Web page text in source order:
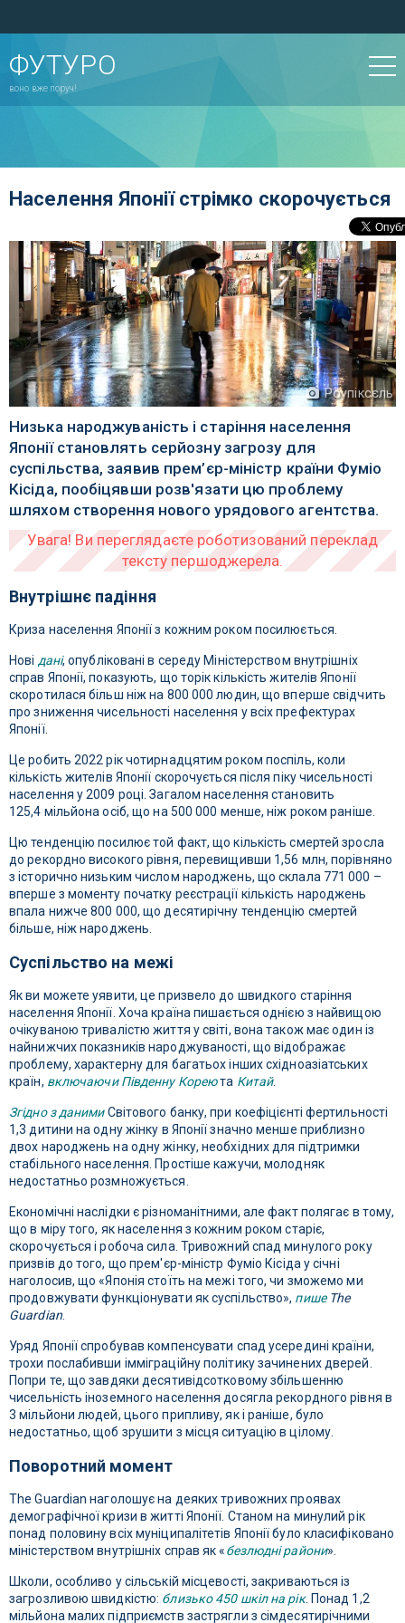
ФУТУРО
воно вже поруч!
Населення Японії стрімко скорочується
Роупіксєль
Низька народжуваність і старіння населення
Японії становлять серйозну загрозу для
суспільства, заявив прем’єр-міністр країни Фуміо
Кісіда, пообіцявши розв'язати цю проблему
шляхом створення нового урядового агентства.
Внутрішнє падіння
Криза населення Японії з кожним роком посилюється.
Нові дані, опубліковані в середу Міністерством внутрішніх
справ Японії, показують, що торік кількість жителів Японії
скоротилася більш ніж на 800 000 людин, що вперше свідчить
про зниження чисельності населення у всіх префектурах
Японії.
Це робить 2022 рік чотирнадцятим роком поспіль, коли
кількість жителів Японії скорочується після піку чисельності
населення у 2009 році. Загалом населення становить
125,4 мільйона осіб, що на 500 000 менше, ніж роком раніше.
Цю тенденцію посилює той факт, що кількість смертей зросла
до рекордно високого рівня, перевищивши 1,56 млн, порівняно
з історично низьким числом народжень, що склала 771 000 –
вперше з моменту початку реєстрації кількість народжень
впала нижче 800 000, що десятирічну тенденцію смертей
більше, ніж народжень.
Суспільство на межі
Як ви можете уявити, це призвело до швидкого старіння
населення Японії. Хоча країна пишається однією з найвищою
очікуваною тривалістю життя у світі, вона також має один із
найнижчих показників народжуваності, що відображає
проблему, характерну для багатьох інших східноазіатських
країн, включаючи Південну Кореюта Китай.
Згідно з данимиСвітового банку, при коефіцієнті фертильності
1,3 дитини на одну жінку в Японії значно менше приблизно
двох народжень на одну жінку, необхідних для підтримки
стабільного населення. Простіше кажучи, молодняк
недостатньо розмножується.
Економічні наслідки є різноманітними, але факт полягає в тому,
що в міру того, як населення з кожним роком старіє,
скорочується і робоча сила. Тривожний спад минулого року
призвів до того, що прем'єр-міністр Фуміо Кісіда у січні
наголосив, що «Японія стоїть на межі того, чи зможемо ми
продовжувати функціонувати як суспільство», пише The
Guardian.
Уряд Японії спробував компенсувати спад усередині країни,
трохи послабивши імміграційну політику зачинених дверей.
Попри те, що завдяки десятивідсотковому збільшенню
чисельність іноземного населення досягла рекордного рівня в
3 мільйони людей, цього припливу, як і раніше, було
недостатньо, щоб зрушити з місця ситуацію в цілому.
Поворотний момент
The Guardian наголошує на деяких тривожних проявах
демографічної кризи в житті Японії. Станом на минулий рік
понад половину всіх муніципалітетів Японії було класифіковано
міністерством внутрішніх справ як «безлюдні райони».
Школи, особливо у сільській місцевості, закриваються із
загрозливою швидкістю: близько 450 шкіл на рік. Понад 1,2
мільйона малих підприємств застрягли з сімдесятирічними